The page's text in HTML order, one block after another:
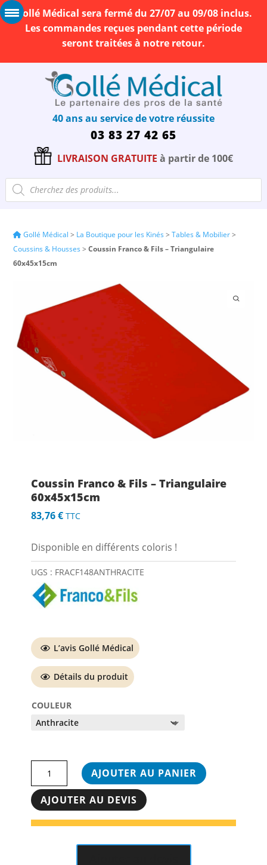
Gollé Médical sera fermé du 27/07 au 09/08 inclus.
Les commandes reçues pendant cette période
seront traitées à notre retour.
40 ans au service de votre réussite
03 83 27 42 65
LIVRAISON GRATUITE à partir de 100€
Recherche
de
produits
Gollé Médical > La Boutique pour les Kinés >Tables & Mobilier>
Coussins & Housses >Coussin Franco & Fils – Triangulaire
60x45x15cm
Coussin Franco & Fils – Triangulaire
60x45x15cm
83,76€ TTC
Disponible en différents coloris !
UGS : FRACF148ANTHRACITE
L’avis Gollé Médical
Détails du produit
COULEUR
Coussin
Franco
&
AJOUTER AU PANIER
AJOUTER AU DEVIS